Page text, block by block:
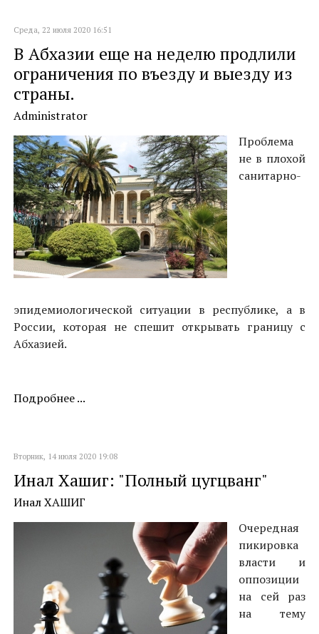
Среда, 22 июля 2020 16:51
В Абхазии еще на неделю продлили
ограничения по въезду и выезду из
страны.
Administrator
Проблема
не в плохой
санитарно-
эпидемиологической ситуации в республике, а в
России, которая не спешит открывать границу с
Абхазией.
Подробнее ...
Вторник, 14 июля 2020 19:08
Инал Хашиг: "Полный цугцванг"
Инал ХАШИГ
Очередная
пикировка
власти и
оппозиции
на сей раз
на тему